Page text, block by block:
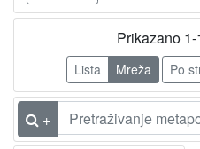
Prikazano
Lista Mreža Po
+